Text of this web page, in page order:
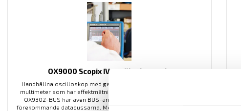
OX9000 Scopix IV oscilloskopserie
Handhållna oscilloskop med galvaniskt isolerade kanaler, med
multimeter som har effektmätning, övertonsanalys samt logger.
OX9302-BUS har även BUS-analys, för analys av de vanligast
förekommande databussarna. Med kommunikatione med ethernet,